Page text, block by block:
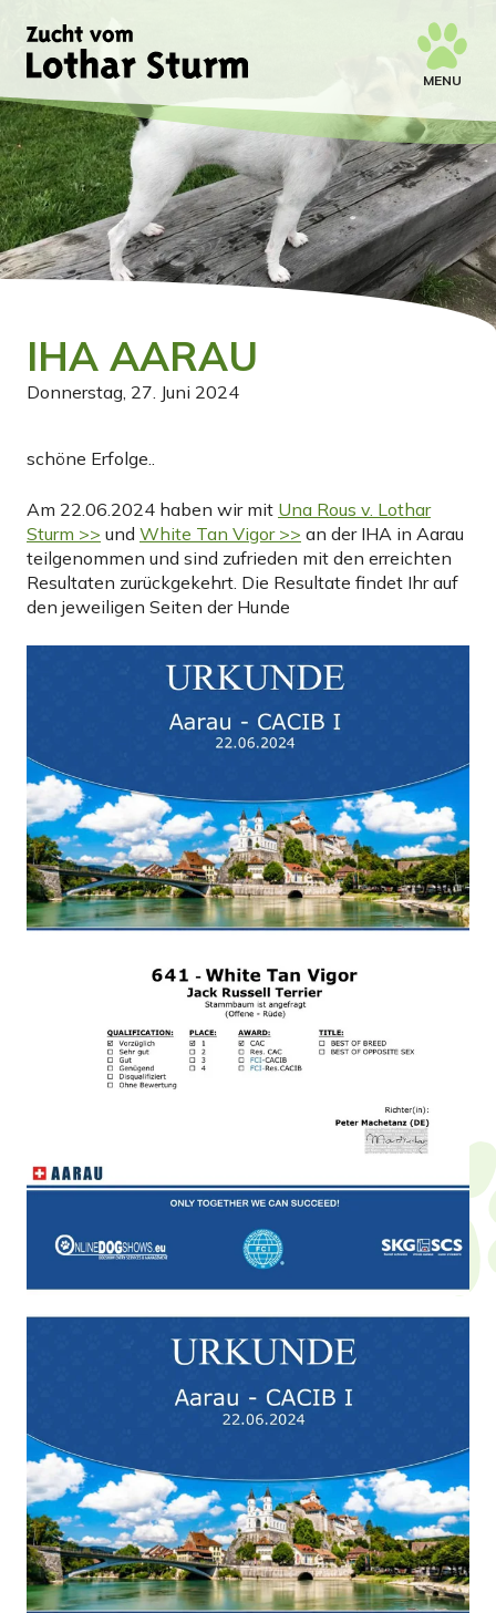
MENU
IHA AARAU
Donnerstag, 27. Juni 2024
schöne Erfolge..
Am 22.06.2024 haben wir mit Una Rous v. Lothar
Sturm >> und White Tan Vigor >> an der IHA in Aarau
teilgenommen und sind zufrieden mit den erreichten
Resultaten zurückgekehrt. Die Resultate findet Ihr auf
den jeweiligen Seiten der Hunde